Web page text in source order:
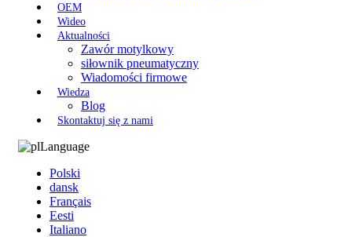
OEM
Wideo
Aktualności
Zawór motylkowy
siłownik pneumatyczny
Wiadomości firmowe
Wiedza
Blog
Skontaktuj się z nami
Language
Polski
dansk
Français
Eesti
Italiano